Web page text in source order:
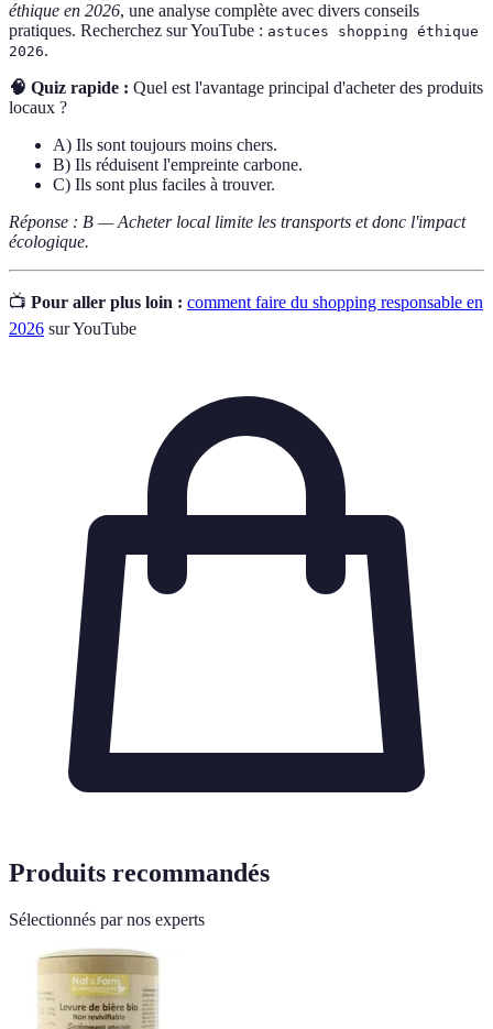
éthique en 2026, une analyse complète avec divers conseils
pratiques. Recherchez sur YouTube : astuces shopping éthique
2026.
🧠 Quiz rapide : Quel est l'avantage principal d'acheter des produits
locaux ?
A) Ils sont toujours moins chers.
B) Ils réduisent l'empreinte carbone.
C) Ils sont plus faciles à trouver.
Réponse : B — Acheter local limite les transports et donc l'impact
écologique.
📺 Pour aller plus loin : comment faire du shopping responsable en
2026 sur YouTube
Produits recommandés
Sélectionnés par nos experts